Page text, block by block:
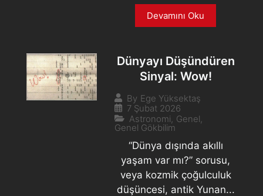
Devamını Oku
Dünyayı Düşündüren
Sinyal: Wow!
By Ege Yüksektaş
7 Şubat 2026
Astronomi Genel
Genel Gökbilim
“Dünya dışında akıllı
yaşam var mı?” sorusu,
veya kozmik çoğulculuk
düşüncesi, antik Yunan...